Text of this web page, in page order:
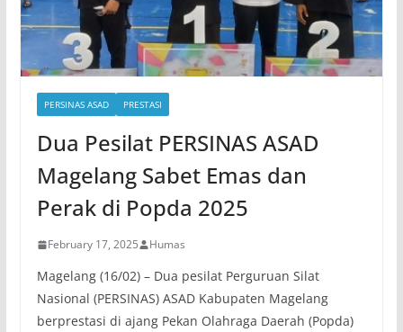
PERSINAS ASAD PRESTASI
Dua Pesilat PERSINAS ASAD
Magelang Sabet Emas dan
Perak di Popda 2025
February 17, 2025 Humas
Magelang (16/02) – Dua pesilat Perguruan Silat
Nasional (PERSINAS) ASAD Kabupaten Magelang
berprestasi di ajang Pekan Olahraga Daerah (Popda)